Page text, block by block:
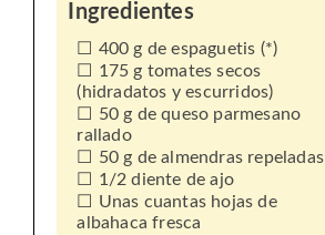
Ingredientes
400 g de espaguetis (*)
175 g tomates secos
(hidradatos y escurridos)
50 g de queso parmesano
rallado
50 g de almendras repeladas
1/2 diente de ajo
Unas cuantas hojas de
albahaca fresca